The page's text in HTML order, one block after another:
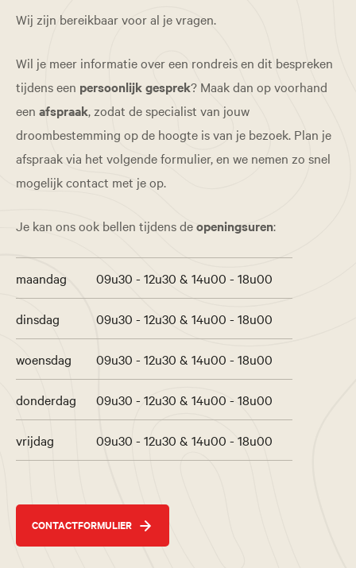
Wij zijn bereikbaar voor al je vragen.
Wil je meer informatie over een rondreis en dit bespreken
tijdens een persoonlijk gesprek? Maak dan op voorhand
een afspraak, zodat de specialist van jouw
droombestemming op de hoogte is van je bezoek. Plan je
afspraak via het volgende formulier, en we nemen zo snel
mogelijk contact met je op.
Je kan ons ook bellen tijdens deopeningsuren:
maandag 09u30 - 12u30 & 14u00 - 18u00
dinsdag 09u30 - 12u30 & 14u00 - 18u00
woensdag 09u30 - 12u30 & 14u00 - 18u00
donderdag 09u30 - 12u30 & 14u00 - 18u00
vrijdag 09u30 - 12u30 & 14u00 - 18u00
CONTACTFORMULIER